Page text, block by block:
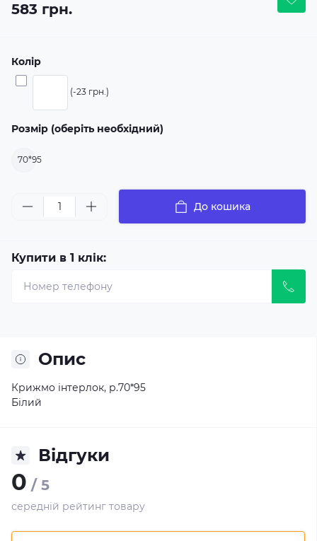
583 грн.
Колір
(-23 грн.)
Розмір (оберіть необхідний)
70*95
До кошика
Купити в 1 клік:
Опис
Крижмо інтерлок, р.70*95
Білий
Відгуки
0 / 5
середній рейтинг товару